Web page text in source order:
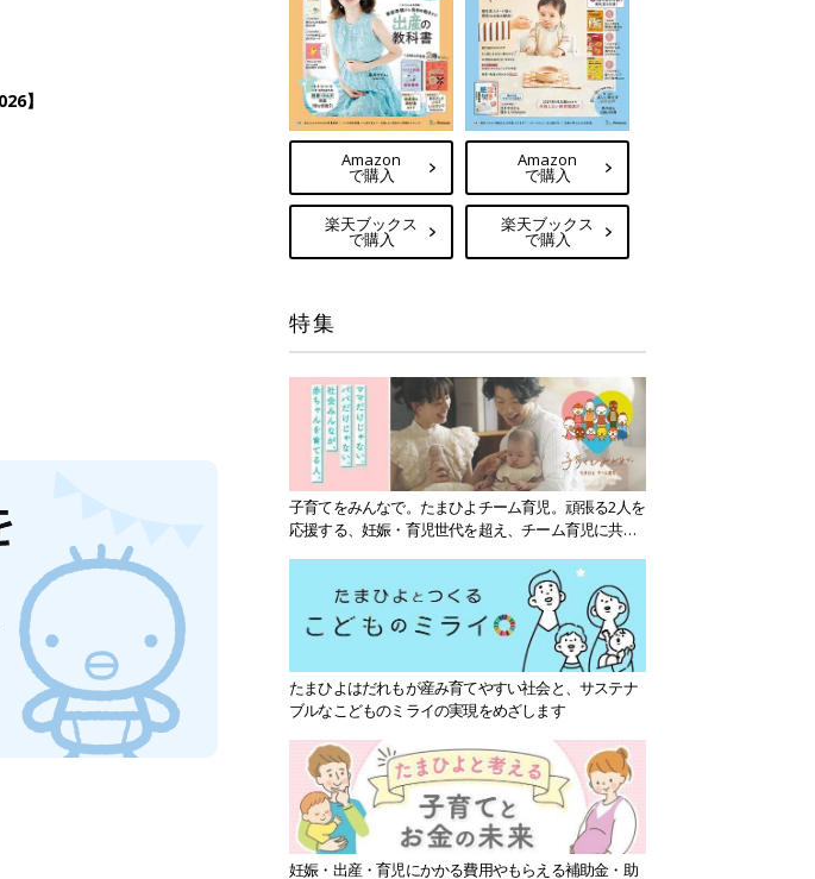
Amazon
で購入
楽天ブックス
で購入
Amazon
で購入
楽天ブックス
で購入
特集
子育てをみんなで。たまひよチーム育児。頑張る2人を
応援する、妊娠・育児世代を超え、チーム育児に共感
たまひよはだれもが産み育てやすい社会と、サステナ
ブルなこどものミライの実現をめざします
妊娠・出産・育児にかかる費用やもらえる補助金・助